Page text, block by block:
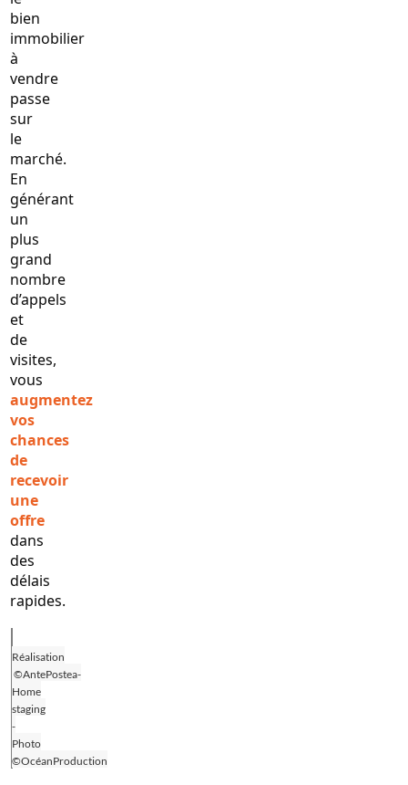
bien
immobilier
à
vendre
passe
sur
le
marché.
En
générant
un
plus
grand
nombre
d’appels
et
de
visites,
vous
augmentez
vos
chances
de
recevoir
une
offre
dans
des
délais
rapides.
Réalisation
©AntePostea-
Home
staging
-
Photo
©OcéanProduction